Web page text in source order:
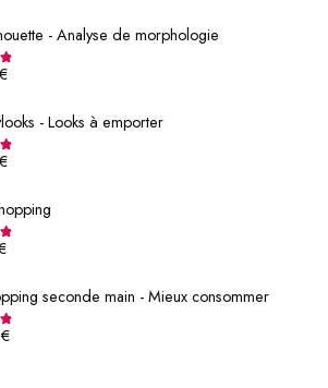
- Analyse de morphologie
€
- Looks à emporter
€
seconde main - Mieux consommer
€